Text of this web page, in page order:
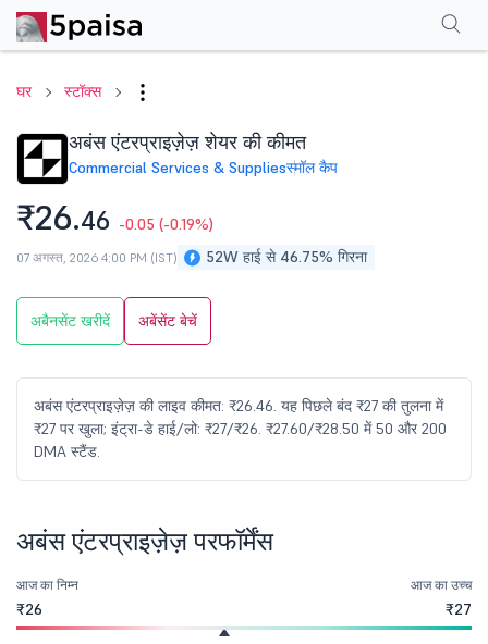
घर स्टॉक्स
अबंस एंटरप्राइज़ेज़ शेयर की कीमत
Commercial Services & Suppliesस्मॉल कैप
₹26.46 -0.05 (-0.19%)
52W हाई से 46.75% गिरना
07 अगस्त, 2026 4:00 PM (IST)
अबैनसेंट खरीदें अबेंसेंट बेचें
अबंस एंटरप्राइज़ेज़ की लाइव कीमत: ₹26.46. यह पिछले बंद ₹27 की तुलना में
₹27 पर खुला; इंट्रा-डे हाई/लो: ₹27/₹26. ₹27.60/₹28.50 में 50 और 200
DMA स्टैंड.
परफॉर्मेंसफाइनेंशियल्स सामान्य प्रश्न
अबंस एंटरप्राइज़ेज़ परफॉर्मेंस
आज का निम्न
₹26
आज का उच्च
₹27